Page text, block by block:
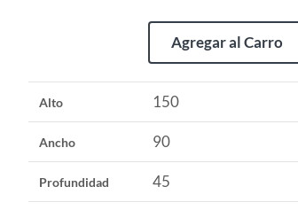
Agregar al Carro
Alto 150
Ancho 90
Profundidad 45